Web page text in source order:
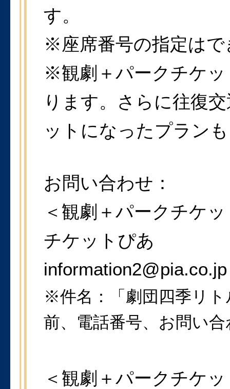
す。
※座席番号の指定はで
※観劇＋パークチケ
ります。さらに往復
ットになったプラン
お問い合わせ：
＜観劇＋パークチケ
チケットぴあ
information2@pia.co.jp
※件名：「劇団四季リ
前、電話番号、お問い
＜観劇＋パークチケ